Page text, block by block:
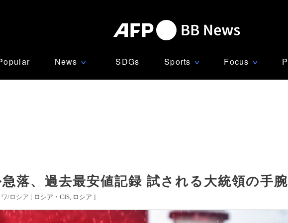
News ∨ SDGs Sports ∨ Focus ∨
落、過去最安値記録 試される大統領の手腕
/ロシア [ ロシア・CIS ロシア ]